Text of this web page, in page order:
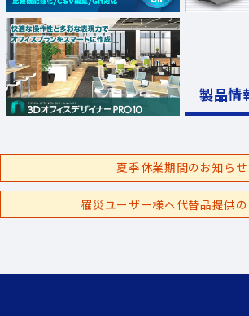
製品情
夏季休業期間のお知らせ
罹災ユーザー様へ代替品提供